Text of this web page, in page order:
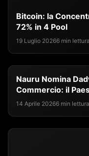
Bitcoin: la
72% in 4 Pool
19 Luglio 20266 min lettura
Nauru Nomina
Commercio: il
14 Aprile 20266 min lettura